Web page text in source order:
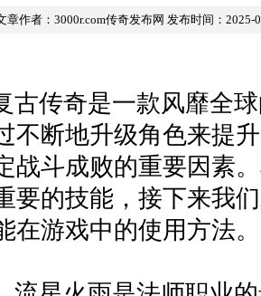
章作者：3000r.com传奇发布网 发布时间：2025-
古传奇是一款风靡全
不断地升级角色来提
战斗成败的重要因素
要的技能，接下来我
在游戏中的使用方法。